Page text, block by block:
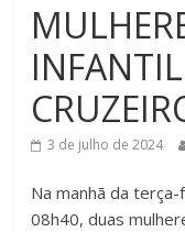
3 de julho de 2024
Na manhã da
08h40, duas